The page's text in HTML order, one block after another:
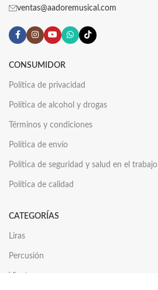
ventas@aadoremusical.com
CONSUMIDOR
Política de privacidad
Política de alcohol y drogas
Términos y condiciones
Política de envío
Política de seguridad y salud en el trabajo
Política de calidad
CATEGORÍAS
Liras
Percusión
Vientos